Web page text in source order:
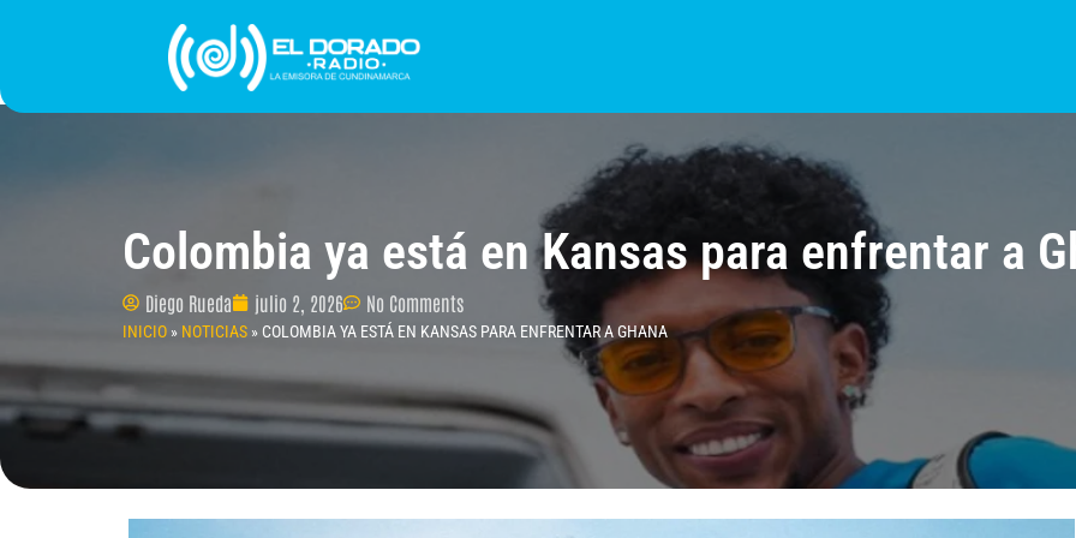
Colombia ya está en Kansas para enfrentar a
Diego Rueda julio 2, 2026 No Comments
INICIO » NOTICIAS » COLOMBIA YA ESTÁ EN KANSAS PARA ENFRENTAR A GHANA